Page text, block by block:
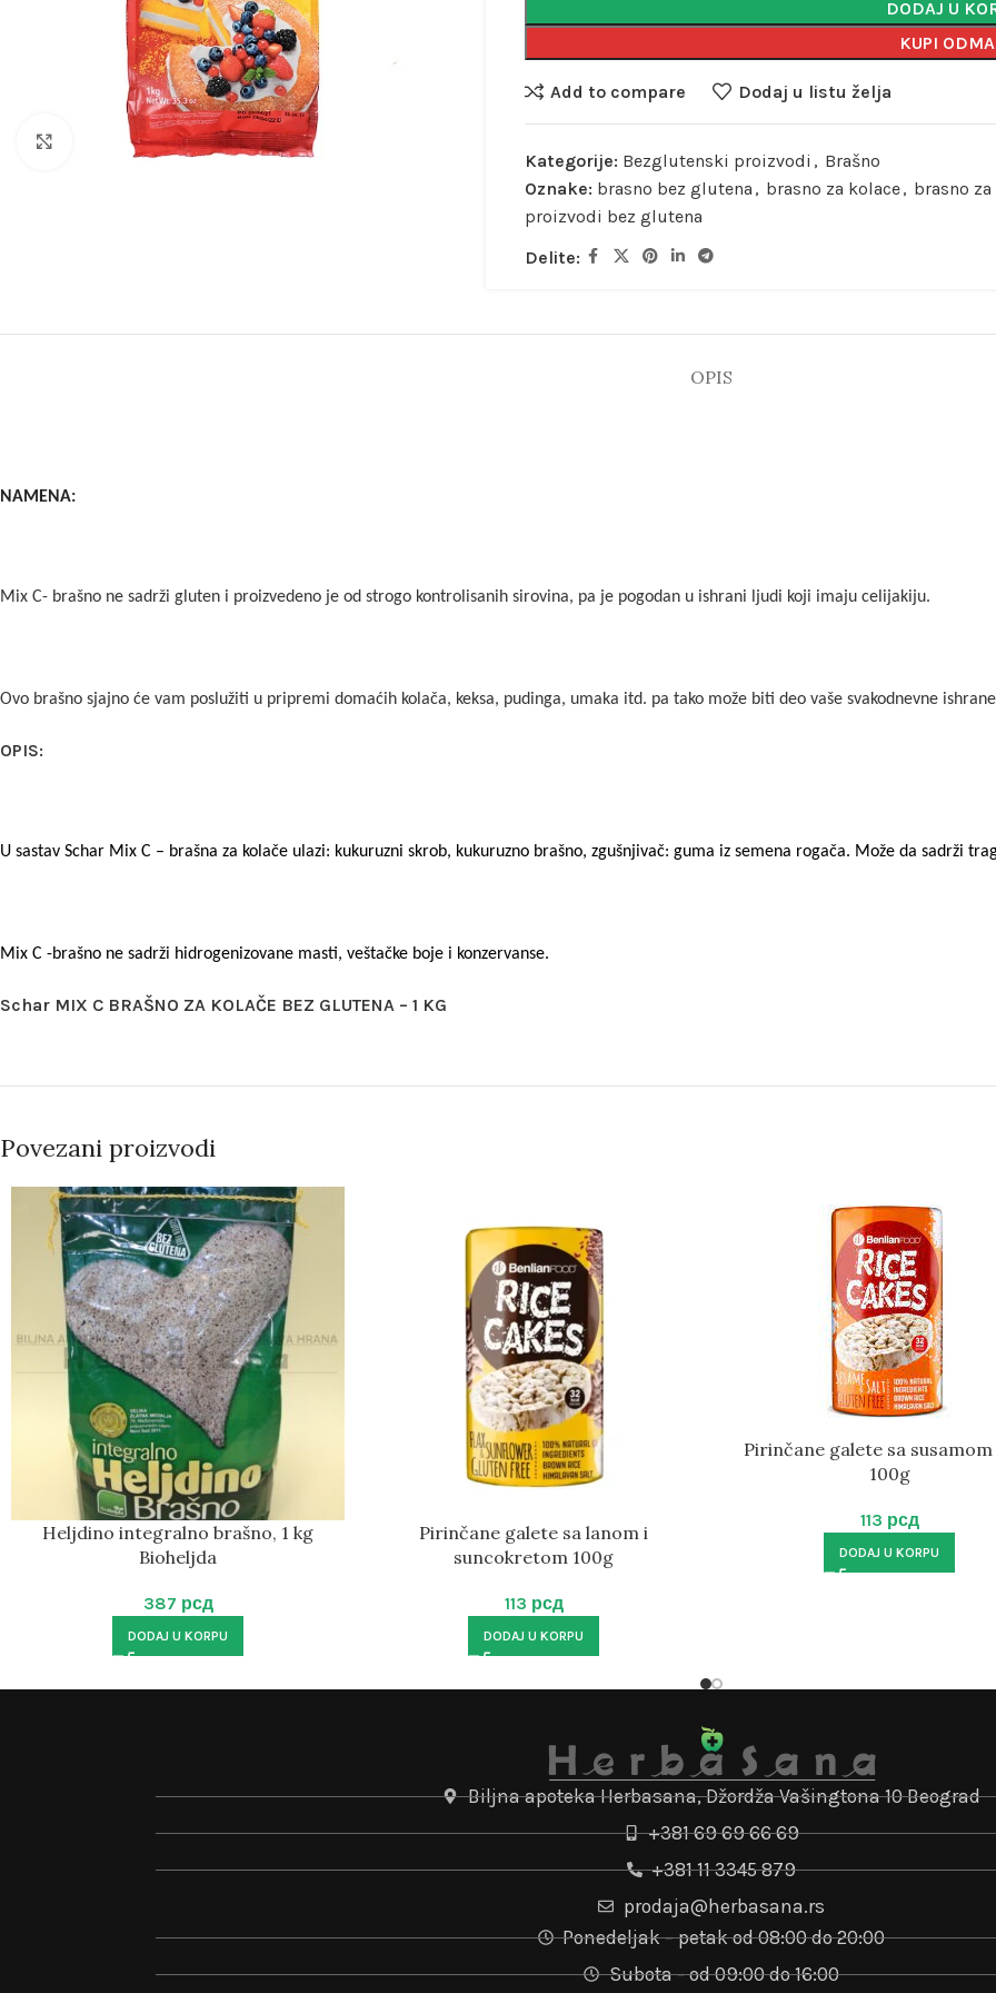
Kliknite za uvećanje
DODAJ U
KUPI
Add to compare Dodaj u listu želja
Kategorije: Bezglutenski proizvodi , Brašno
Oznake: brasno bez glutena , brasno za kolace, brasno
proizvodi bez glutena
Delite:
OPIS
NAMENA:
Mix C- brašno ne sadrži gluten i proizvedeno je od strogo kontrolisanih sirovina, pa je pogodan u ishrani ljudi koji imaju celijakiju.
Ovo brašno sjajno će vam poslužiti u pripremi domaćih kolača, keksa, pudinga, umaka itd. pa tako može biti deo vaše svakodnevne ishrane
OPIS:
U sastav Schar Mix C – brašna za kolače ulazi: kukuruzni skrob, kukuruzno brašno, zgušnjivač: guma iz semena rogača. Može da sadrži
Mix C -brašno ne sadrži hidrogenizovane masti, veštačke boje i konzervanse.
Schar MIX C BRAŠNO ZA KOLAČE BEZ GLUTENA – 1 KG
Povezani proizvodi
Heljdino integralno brašno, 1 kg
Bioheljda
387 рсд
DODAJ U KORPU
Pirinčane galete sa lanom i
suncokretom 100g
113 рсд
DODAJ U KORPU
Pirinčane galete sa
100g
113 рсд
DODAJ U KORPU
Biljna apoteka Herbasana, Džordža Vašingtona 10 Beograd
+381 69 69 66 69
+381 11 3345 879
prodaja@herbasana.rs
Ponedeljak – petak od 08:00 do 20:00
Subota - od 09:00 do 16:00